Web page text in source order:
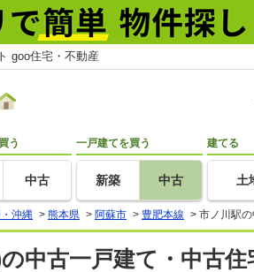
goo住宅・不動産
う
中古
一戸建てを買う
新築 中古
建てる
土
沖縄 > 熊本県 > 阿蘇市 > 豊肥本線 > 市ノ川駅
中古一戸建て・中古住